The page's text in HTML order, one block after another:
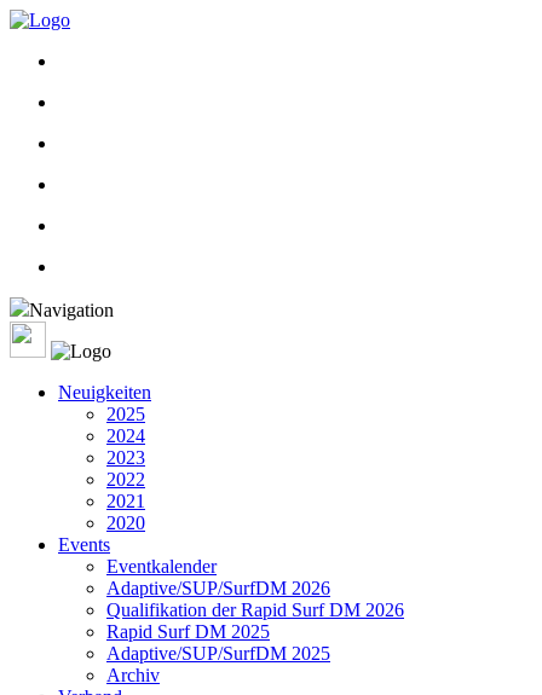
Navigation
Neuigkeiten
2025
2024
2023
2022
2021
2020
Events
Eventkalender
Adaptive/SUP/SurfDM 2026
Qualifikation der Rapid Surf DM 2026
Rapid Surf DM 2025
Adaptive/SUP/SurfDM 2025
Archiv